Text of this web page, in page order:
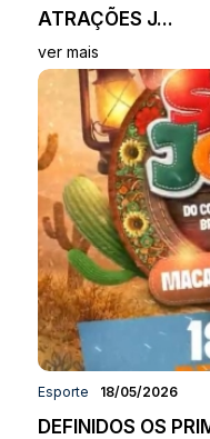
ATRAÇÕES J...
ver mais
Esporte 18/05/2026
DEFINIDOS OS